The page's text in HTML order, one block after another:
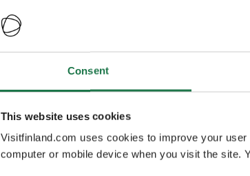
Consent
This website uses cookies
Visitfinland.com uses cookies to improve your
computer or mobile device when you visit the site.